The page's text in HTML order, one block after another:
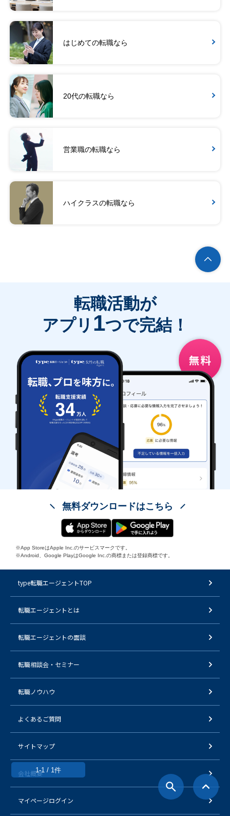
はじめての転職なら
20代の転職なら
営業職の転職なら
ハイクラスの転職なら
1-1 / 1件
転職活動が
アプリ 1つで完結！
無料ダウンロードはこちら
※App StoreはApple Inc.のサービスマークです。
※Android、Google PlayはGoogle Inc.の商標または登録商標です。
type転職エージェントTOP
転職エージェントとは
転職エージェントの面談
転職相談会・セミナー
転職ノウハウ
よくあるご質問
サイトマップ
会社概要
マイページログイン